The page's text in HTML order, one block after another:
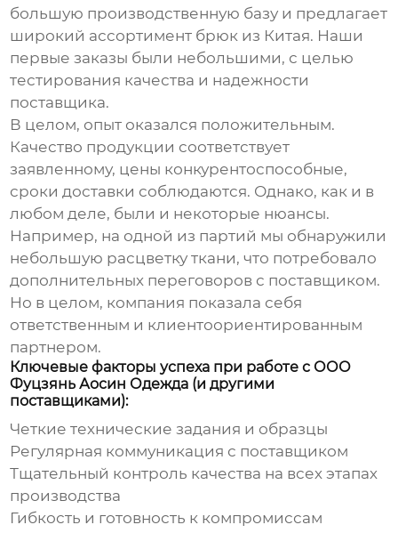
большую производственную базу и предлагает
широкий ассортимент брюк из Китая. Наши
первые заказы были небольшими, с целью
тестирования качества и надежности
поставщика.
В целом, опыт оказался положительным.
Качество продукции соответствует
заявленному, цены конкурентоспособные,
сроки доставки соблюдаются. Однако, как и в
любом деле, были и некоторые нюансы.
Например, на одной из партий мы обнаружили
небольшую расцветку ткани, что потребовало
дополнительных переговоров с поставщиком.
Но в целом, компания показала себя
ответственным и клиентоориентированным
партнером.
Ключевые факторы успеха при работе с ООО
Фуцзянь Аосин Одежда (и другими
поставщиками):
Четкие технические задания и образцы
Регулярная коммуникация с поставщиком
Тщательный контроль качества на всех этапах
производства
Гибкость и готовность к компромиссам